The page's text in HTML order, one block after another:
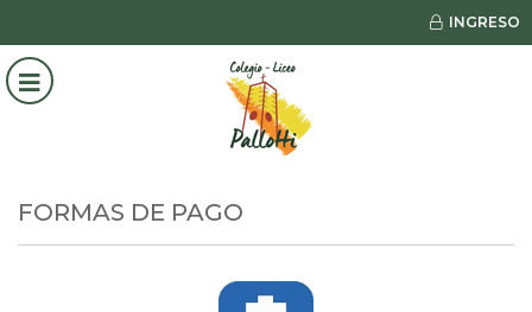
INGRESO
FORMAS DE PAGO